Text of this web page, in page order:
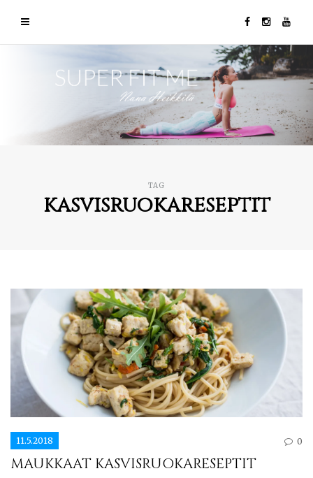
TAG
kasvisruokareseptit
11.5.2018 0
MAUKKAAT KASVISRUOKARESEPTIT